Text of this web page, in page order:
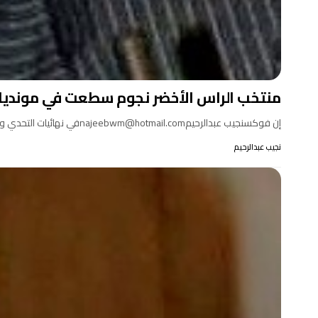
منتخب الراس الأخضر نجوم سطعت في مونديال 2026م وصنعت تاريخ
إن فوكسنجيب عبدالرحيمnajeebwm@hotmail.comفي نهائيات التحدي وفي أكبر تظاهرة عالمية في كرة القدم يمكنك أن تراهن على هزيمة منتخب…
نجيب عبدالرحيم